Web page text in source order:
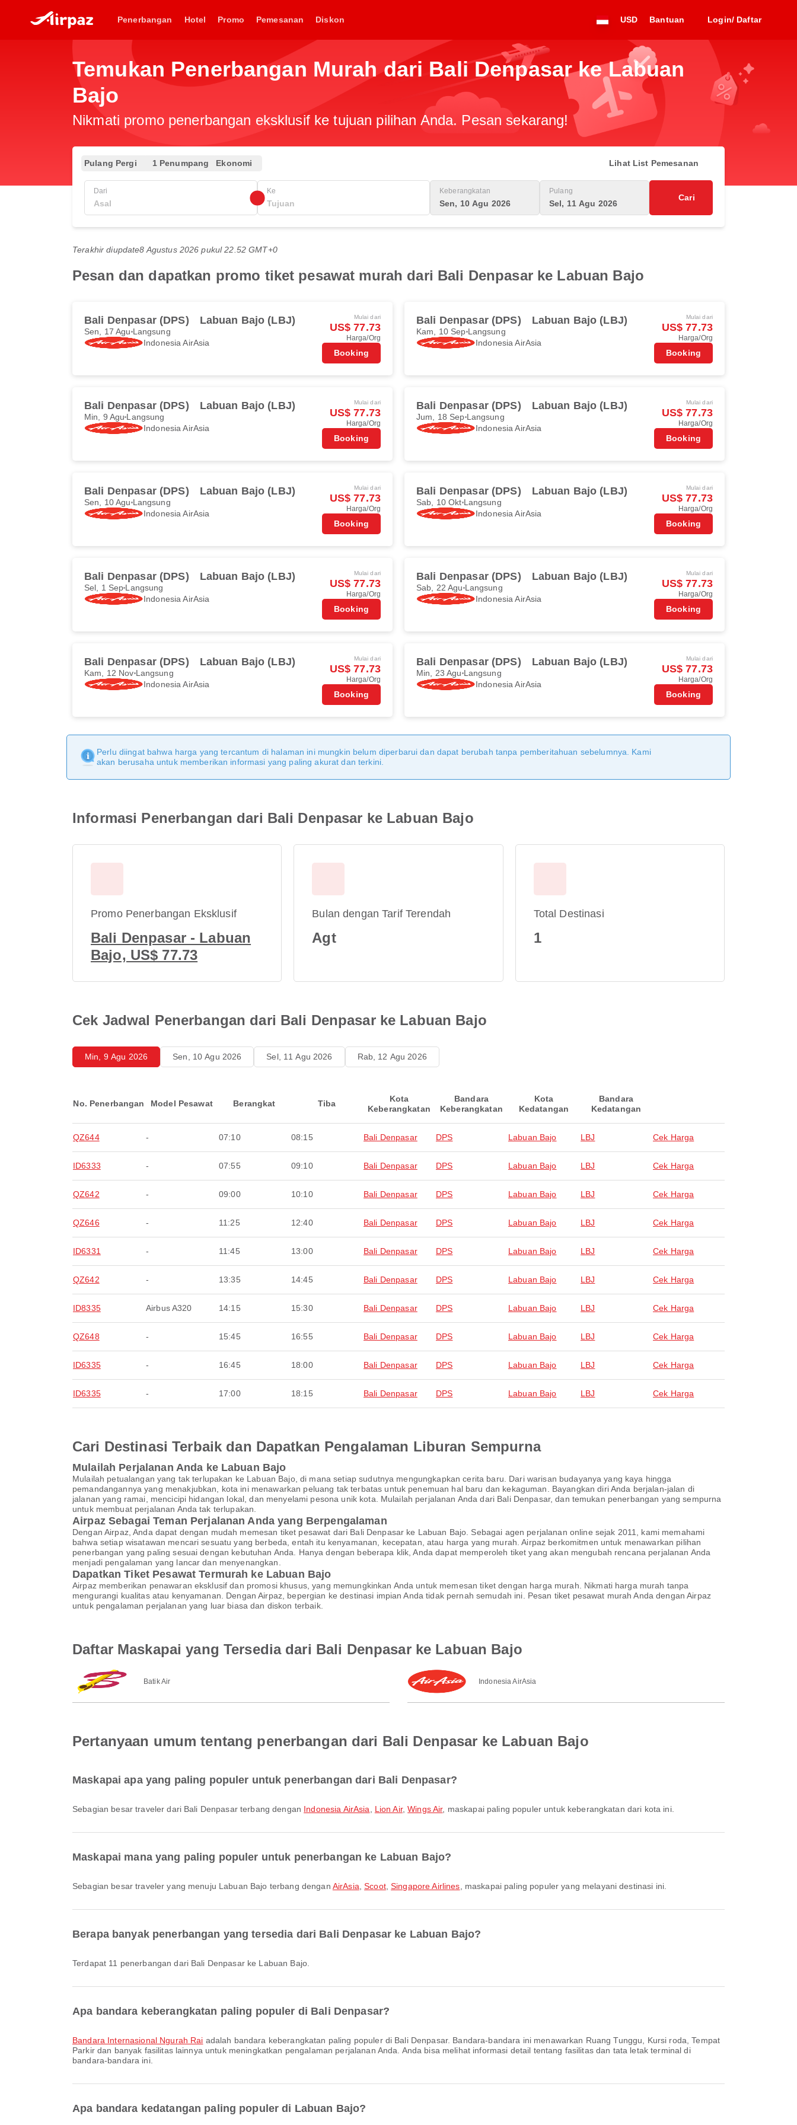
Penerbangan Hotel Promo Pemesanan Diskon USD Bantuan Login/ Daftar
Temukan Penerbangan Murah dari Bali Denpasar ke Labuan
Bajo
Nikmati promo penerbangan eksklusif ke tujuan pilihan Anda. Pesan sekarang!
Pulang Pergi 1 Penumpang Ekonomi Lihat List Pemesanan
Dari Ke Keberangkatan
Sen, 10 Agu 2026
Pulang
Sel, 11 Agu 2026
Cari
Terakhir diupdate8 Agustus 2026 pukul 22.52 GMT+0
Pesan dan dapatkan promo tiket pesawat murah dari Bali Denpasar ke Labuan Bajo
Bali Denpasar (DPS) Labuan Bajo (LBJ)
Sen, 17 Agu Langsung
Indonesia AirAsia
Mulai dari
US$ 77.73
Harga/Org
Booking
Bali Denpasar (DPS) Labuan Bajo (LBJ)
Kam, 10 Sep Langsung
Indonesia AirAsia
Mulai dari
US$ 77.73
Harga/Org
Booking
Bali Denpasar (DPS) Labuan Bajo (LBJ)
Min, 9 Agu Langsung
Indonesia AirAsia
Mulai dari
US$ 77.73
Harga/Org
Booking
Bali Denpasar (DPS) Labuan Bajo (LBJ)
Jum, 18 Sep Langsung
Indonesia AirAsia
Mulai dari
US$ 77.73
Harga/Org
Booking
Bali Denpasar (DPS) Labuan Bajo (LBJ)
Sen, 10 Agu Langsung
Indonesia AirAsia
Mulai dari
US$ 77.73
Harga/Org
Booking
Bali Denpasar (DPS) Labuan Bajo (LBJ)
Sab, 10 Okt Langsung
Indonesia AirAsia
Mulai dari
US$ 77.73
Harga/Org
Booking
Bali Denpasar (DPS) Labuan Bajo (LBJ)
Sel, 1 Sep Langsung
Indonesia AirAsia
Mulai dari
US$ 77.73
Harga/Org
Booking
Bali Denpasar (DPS) Labuan Bajo (LBJ)
Sab, 22 Agu Langsung
Indonesia AirAsia
Mulai dari
US$ 77.73
Harga/Org
Booking
Bali Denpasar (DPS) Labuan Bajo (LBJ)
Kam, 12 Nov Langsung
Indonesia AirAsia
Mulai dari
US$ 77.73
Harga/Org
Booking
Bali Denpasar (DPS) Labuan Bajo (LBJ)
Min, 23 Agu Langsung
Indonesia AirAsia
Mulai dari
US$ 77.73
Harga/Org
Booking
Perlu diingat bahwa harga yang tercantum di halaman ini mungkin belum diperbarui dan dapat berubah tanpa pemberitahuan sebelumnya. Kami
akan berusaha untuk memberikan informasi yang paling akurat dan terkini.
Informasi Penerbangan dari Bali Denpasar ke Labuan Bajo
Promo Penerbangan Eksklusif
Bali Denpasar - Labuan
Bajo, US$ 77.73
Bulan dengan Tarif Terendah
Agt
Total Destinasi
1
Cek Jadwal Penerbangan dari Bali Denpasar ke Labuan Bajo
Min, 9 Agu 2026 Sen, 10 Agu 2026 Sel, 11 Agu 2026 Rab, 12 Agu 2026
No. Penerbangan Model Pesawat Berangkat Tiba
Kota
Keberangkatan
Bandara
Keberangkatan
Kota
Kedatangan
Bandara
Kedatangan
QZ644 - 07:10 08:15 Bali Denpasar DPS Labuan Bajo LBJ Cek Harga
ID6333 - 07:55 09:10 Bali Denpasar DPS Labuan Bajo LBJ Cek Harga
QZ642 - 09:00 10:10 Bali Denpasar DPS Labuan Bajo LBJ Cek Harga
QZ646 - 11:25 12:40 Bali Denpasar DPS Labuan Bajo LBJ Cek Harga
ID6331 - 11:45 13:00 Bali Denpasar DPS Labuan Bajo LBJ Cek Harga
QZ642 - 13:35 14:45 Bali Denpasar DPS Labuan Bajo LBJ Cek Harga
ID8335 Airbus A320 14:15 15:30 Bali Denpasar DPS Labuan Bajo LBJ Cek Harga
QZ648 - 15:45 16:55 Bali Denpasar DPS Labuan Bajo LBJ Cek Harga
ID6335 - 16:45 18:00 Bali Denpasar DPS Labuan Bajo LBJ Cek Harga
ID6335 - 17:00 18:15 Bali Denpasar DPS Labuan Bajo LBJ Cek Harga
Cari Destinasi Terbaik dan Dapatkan Pengalaman Liburan Sempurna
Mulailah Perjalanan Anda ke Labuan Bajo
Mulailah petualangan yang tak terlupakan ke Labuan Bajo, di mana setiap sudutnya mengungkapkan cerita baru. Dari warisan budayanya yang kaya hingga
pemandangannya yang menakjubkan, kota ini menawarkan peluang tak terbatas untuk penemuan hal baru dan kekaguman. Bayangkan diri Anda berjalan-jalan di
jalanan yang ramai, mencicipi hidangan lokal, dan menyelami pesona unik kota. Mulailah perjalanan Anda dari Bali Denpasar, dan temukan penerbangan yang sempurna
untuk membuat perjalanan Anda tak terlupakan.
Airpaz Sebagai Teman Perjalanan Anda yang Berpengalaman
Dengan Airpaz, Anda dapat dengan mudah memesan tiket pesawat dari Bali Denpasar ke Labuan Bajo. Sebagai agen perjalanan online sejak 2011, kami memahami
bahwa setiap wisatawan mencari sesuatu yang berbeda, entah itu kenyamanan, kecepatan, atau harga yang murah. Airpaz berkomitmen untuk menawarkan pilihan
penerbangan yang paling sesuai dengan kebutuhan Anda. Hanya dengan beberapa klik, Anda dapat memperoleh tiket yang akan mengubah rencana perjalanan Anda
menjadi pengalaman yang lancar dan menyenangkan.
Dapatkan Tiket Pesawat Termurah ke Labuan Bajo
Airpaz memberikan penawaran eksklusif dan promosi khusus, yang memungkinkan Anda untuk memesan tiket dengan harga murah. Nikmati harga murah tanpa
mengurangi kualitas atau kenyamanan. Dengan Airpaz, bepergian ke destinasi impian Anda tidak pernah semudah ini. Pesan tiket pesawat murah Anda dengan Airpaz
untuk pengalaman perjalanan yang luar biasa dan diskon terbaik.
Daftar Maskapai yang Tersedia dari Bali Denpasar ke Labuan Bajo
Batik Air Indonesia AirAsia
Pertanyaan umum tentang penerbangan dari Bali Denpasar ke Labuan Bajo
Maskapai apa yang paling populer untuk penerbangan dari Bali Denpasar?
Sebagian besar traveler dari Bali Denpasar terbang dengan Indonesia AirAsia Lion Air,Wings Air, maskapai paling populer untuk keberangkatan dari kota ini.
Maskapai mana yang paling populer untuk penerbangan ke Labuan Bajo?
Sebagian besar traveler yang menuju Labuan Bajo terbang dengan AirAsia ,Scoot,Singapore Airlines , maskapai paling populer yang melayani destinasi ini.
Berapa banyak penerbangan yang tersedia dari Bali Denpasar ke Labuan Bajo?
Terdapat 11 penerbangan dari Bali Denpasar ke Labuan Bajo.
Apa bandara keberangkatan paling populer di Bali Denpasar?
Bandara Internasional Ngurah Rai adalah bandara keberangkatan paling populer di Bali Denpasar. Bandara-bandara ini menawarkan Ruang Tunggu, Kursi roda, Tempat
Parkir dan banyak fasilitas lainnya untuk meningkatkan pengalaman perjalanan Anda. Anda bisa melihat informasi detail tentang fasilitas dan tata letak terminal di
bandara-bandara ini.
Apa bandara kedatangan paling populer di Labuan Bajo?